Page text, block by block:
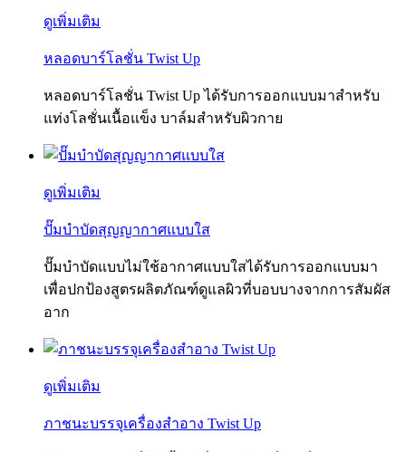
ดูเพิ่มเติม
หลอดบาร์โลชั่น Twist Up
หลอดบาร์โลชั่น Twist Up ได้รับการออกแบบมาสำหรับ
แท่งโลชั่นเนื้อแข็ง บาล์มสำหรับผิวกาย
ดูเพิ่มเติม
ปั๊มบำบัดสุญญากาศแบบใส
ปั๊มบำบัดแบบไม่ใช้อากาศแบบใสได้รับการออกแบบมา
เพื่อปกป้องสูตรผลิตภัณฑ์ดูแลผิวที่บอบบางจากการสัมผัส
อาก
ดูเพิ่มเติม
ภาชนะบรรจุเครื่องสำอาง Twist Up